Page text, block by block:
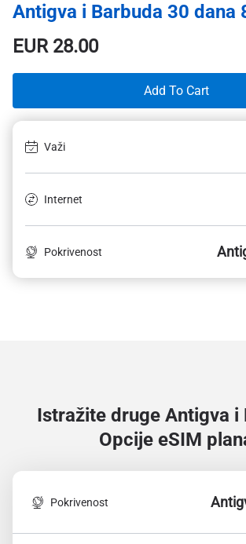
Antigva i Barbuda 30 dana
EUR28.00
Add To Cart
Važi
Internet
Pokrivenost
Istražite druge Antigva i
Opcije eSIM
Pokrivenost